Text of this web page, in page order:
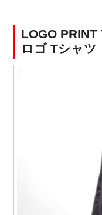
LOGO PRINT
ロゴ Tシャツ